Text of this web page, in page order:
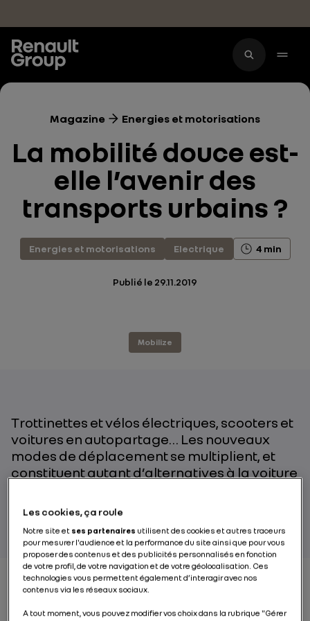
Magazine Energies et motorisations
La mobilité douce est-
elle l’avenir des
transports urbains ?
Energies et motorisations Electrique 4 min
Publié le 29.11.2019
Mobilize
Trottinettes et vélos électriques, scooters et
voitures en autopartage… Les nouveaux
modes de déplacement se multiplient, et
constituent autant d’alternatives à la voiture
de mobilité durable.
Dans les grands axes engorgés, voire saturés,
Les cookies, ça roule
Notre site et ses partenaires utilisent des cookies et autres traceurs
pour mesurer l'audience et la performance du site ainsi que pour vous
proposer des contenus et des publicités personnalisés en fonction
de votre profil, de votre navigation et de votre géolocalisation. Ces
technologies vous permettent également d’interagir avec nos
contenus via les réseaux sociaux.
A tout moment, vous pouvez modifier vos choix dans la rubrique "Gérer